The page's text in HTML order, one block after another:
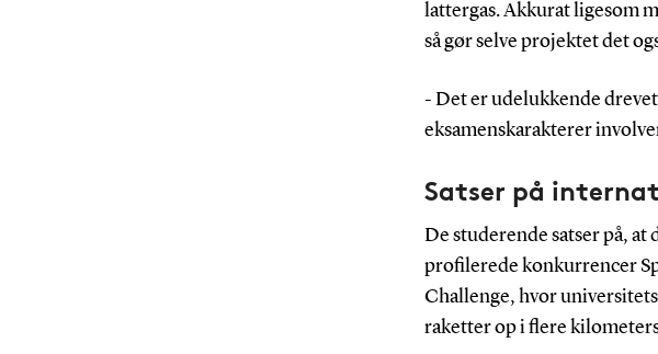
lattergas. Akkurat ligesom
så gør selve projektet det
- Det er udelukkende
eksamenskarakterer
Satser på
De studerende satser på,
profilerede konkurrencer
Challenge, hvor
raketter op i flere